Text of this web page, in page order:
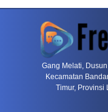
PETIR800 LOGIN PETIR800
Gang Melati,
Kecamatan
Timur, Provinsi